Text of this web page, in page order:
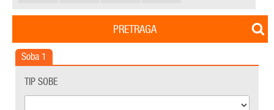
PRETRAGA
Soba 1
TIP SOBE